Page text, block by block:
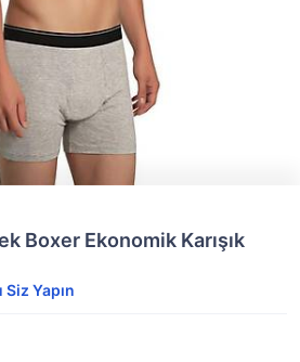
Boxer Ekonomik Karışık
Yapın